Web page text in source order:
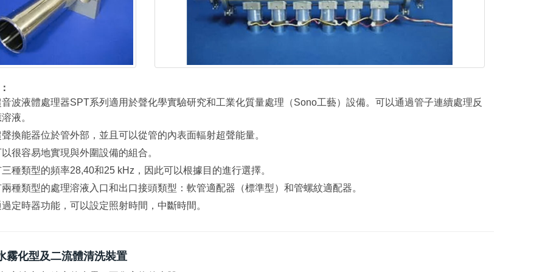
音波液體處理器SPT系列適用於聲化學實驗研究和工業化質量處理（Sono工藝）設備。可以通過管子連續處理反
液。
換能器位於管外部，並且可以從管的內表面輻射超聲能量。
很容易地實現與外圍設備的組合。
種類型的頻率28,40和25 kHz，因此可以根據目的進行選擇。
種類型的處理溶液入口和出口接頭類型：軟管適配器（標準型）和管螺紋適配器。
定時器功能，可以設定照射時間，中斷時間。
霧化型及二流體清洗裝置